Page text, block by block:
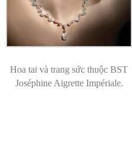
Hoa tai và trang sức thuộc BST
Joséphine Aigrette Impériale.